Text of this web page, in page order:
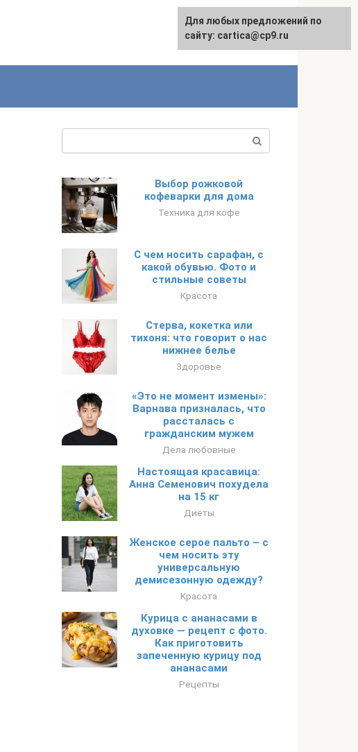
English
Выбор рожковой
кофеварки для дома
Техника для кофе
С чем носить сарафан, с
какой обувью. Фото и
стильные советы
Красота
Стерва, кокетка или
тихоня: что говорит о нас
нижнее белье
Здоровье
«Это не момент измены»:
Варнава призналась, что
рассталась с
гражданским мужем
Дела любовные
Настоящая красавица:
Анна Семенович похудела
на 15 кг
Диеты
Женское серое пальто – с
чем носить эту
универсальную
демисезонную одежду?
Красота
Курица с ананасами в
духовке — рецепт с фото.
Как приготовить
запеченную курицу под
ананасами
Рецепты
Для любых предложений по
сайту: cartica@cp9.ru